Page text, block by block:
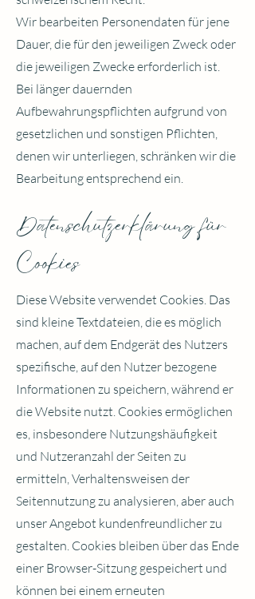
Wir bearbeiten Personendaten für jene
Dauer, die für den jeweiligen Zweck oder
die jeweiligen Zwecke erforderlich ist.
Bei länger dauernden
Aufbewahrungspflichten aufgrund von
gesetzlichen und sonstigen Pflichten,
denen wir unterliegen, schränken wir die
Bearbeitung entsprechend ein.
Datenschutzerklärung für
Cookies
Diese Website verwendet Cookies. Das
sind kleine Textdateien, die es möglich
machen, auf dem Endgerät des Nutzers
spezifische, auf den Nutzer bezogene
Informationen zu speichern, während er
die Website nutzt. Cookies ermöglichen
es, insbesondere Nutzungshäufigkeit
und Nutzeranzahl der Seiten zu
ermitteln, Verhaltensweisen der
Seitennutzung zu analysieren, aber auch
unser Angebot kundenfreundlicher zu
gestalten. Cookies bleiben über das Ende
einer Browser-Sitzung gespeichert und
können bei einem erneuten